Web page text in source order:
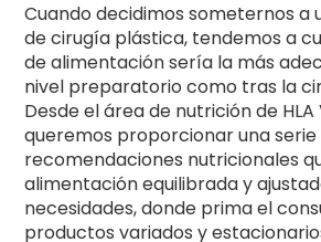
Cuando decidimos someternos a
de cirugía plástica, tendemos a
de alimentación sería la más
nivel preparatorio como tras la
Desde el área de nutrición de
queremos proporcionar una serie
recomendaciones nutricionales
alimentación equilibrada y
necesidades, donde prima el
productos variados y